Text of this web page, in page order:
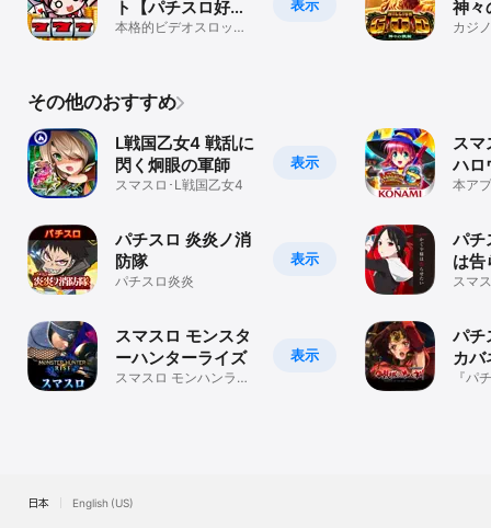
表示
ト【パチスロ好き
のカジノ＆スロッ
本格的ビデオスロット
神々
カジノ
その他のおすすめ
表示
L戦国乙女4 戦乱に
閃く炯眼の軍師
スマスロ･L戦国乙女4
表示
パチスロ 炎炎ノ消
防隊
パチスロ炎炎
表示
スマスロ モンスタ
ーハンターライズ
スマスロ モンハンライ
スマ
ハロ
本ア
パチ
は告
スマ
パチ
カバ
『パ
日本 English (US)